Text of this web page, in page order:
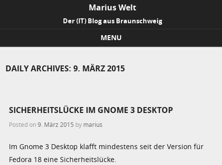
Marius Welt
Der (IT) Blog aus Braunschweig
MENU
DAILY ARCHIVES:9. MÄRZ 2015
SICHERHEITSLÜCKE IM GNOME 3 DESKTOP
Posted on9. März 2015 by marius
Im Gnome 3 Desktop klafft mindestens seit der Version für
Fedora 18 eine Sicherheitslücke.